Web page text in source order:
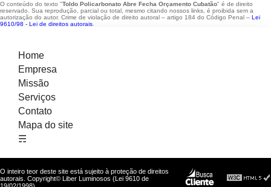
O conteúdo do texto "Toldo Policarbonato Abre Fecha Orçamento Cubatão" é de direito
reservado. Sua reprodução, parcial ou total, mesmo citando nossos links, é proibida sem a
autorização do autor. Crime de violação de direito autoral – artigo 184 do Código Penal – Lei
9610/98 - Lei de direitos autorais
Home
Empresa
Missão
Serviços
Contato
Mapa do site
☴
O inteiro teor deste site está sujeito à proteção de direitos
autorais. Copyright© Liber Luminosos (Lei 9610 de
19/02/1998)